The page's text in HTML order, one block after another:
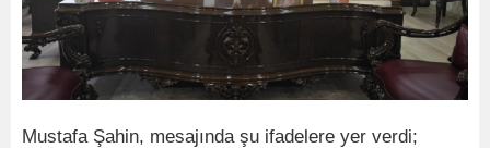
Mustafa Şahin, mesajında şu ifadelere yer verdi;